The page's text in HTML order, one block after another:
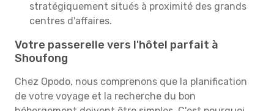
stratégiquement situés à proximité des grands
centres d'affaires.
Votre passerelle vers l'hôtel parfait à
Shoufong
Chez Opodo, nous comprenons que la planification
de votre voyage et la recherche du bon